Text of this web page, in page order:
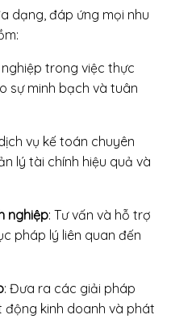
dạng, đáp ứng mọi nhu
trong việc thực
sự minh bạch và tuân
vụ kế toán chuyên
lý tài chính hiệu quả và
nghiệp: Tư vấn và hỗ trợ
pháp lý liên quan đến
: Đưa ra các giải pháp
kinh doanh và phát